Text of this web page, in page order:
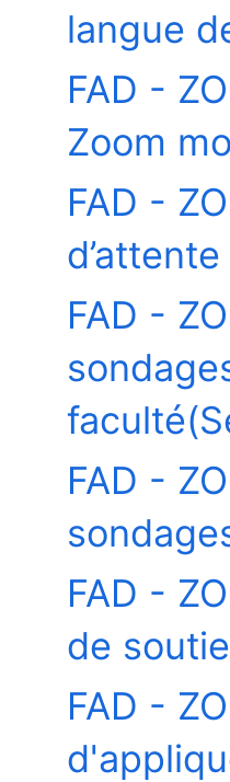
langue
FAD -
Zoom
FAD -
FAD -
FAD -
FAD -
de
FAD -